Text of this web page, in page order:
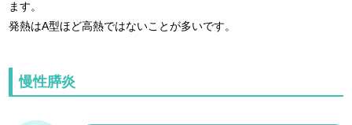
ます。
発熱はA型ほど高熱ではないことが多いです。
慢性膵炎